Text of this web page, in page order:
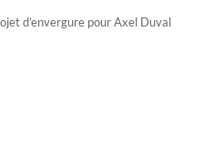
d’envergure pour Axel Duval